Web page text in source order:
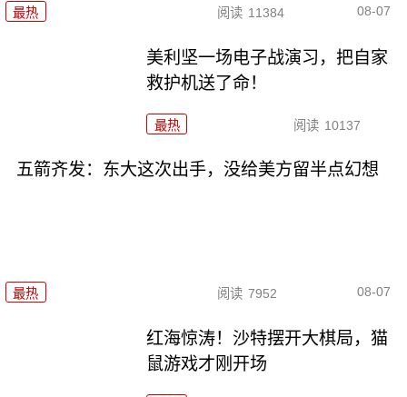
最热 阅读 11384 08-07
美利坚一场电子战演习，把自家
救护机送了命！
最热 阅读 10137
五箭齐发：东大这次出手，没给美方留半点幻想
最热 阅读 7952 08-07
红海惊涛！沙特摆开大棋局，猫
鼠游戏才刚开场